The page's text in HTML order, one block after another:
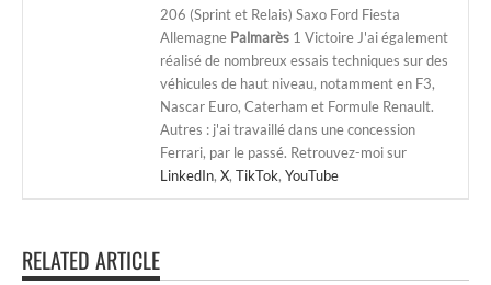
206 (Sprint et Relais) Saxo Ford Fiesta
Allemagne Palmarès 1 Victoire J'ai également
réalisé de nombreux essais techniques sur des
véhicules de haut niveau, notamment en F3,
Nascar Euro, Caterham et Formule Renault.
Autres : j'ai travaillé dans une concession
Ferrari, par le passé. Retrouvez-moi sur
LinkedIn, X, TikTok, YouTube
RELATED ARTICLE